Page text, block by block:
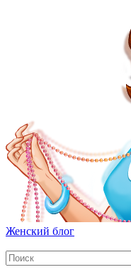
Женский блог